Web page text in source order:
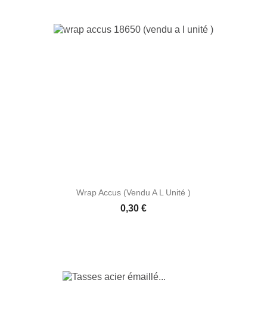
Wrap Accus (vendu A L Unité )
Prix
0,30 €